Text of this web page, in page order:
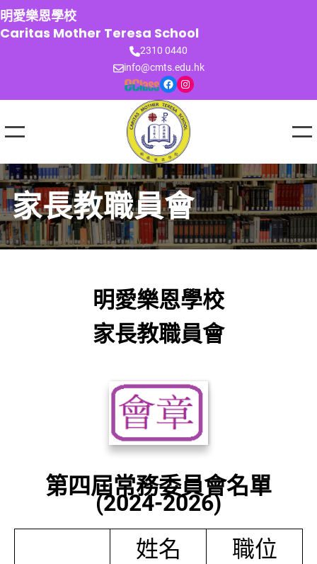
跳
至
主
明愛樂恩學校
Caritas Mother Teresa School
2310 0440
info@cmts.edu.hk
Facebook Instagram
家長教職員會
明愛樂恩學校
家長教職員會
第四屆常務委員會名單
(2024-2026)
姓名
職位